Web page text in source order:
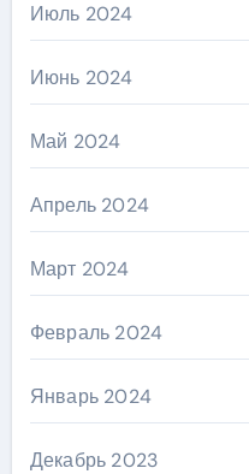
Июль 2024
Июнь 2024
Май 2024
Апрель 2024
Март 2024
Февраль 2024
Январь 2024
Декабрь 2023